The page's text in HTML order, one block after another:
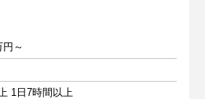
円～
1日7時間以上